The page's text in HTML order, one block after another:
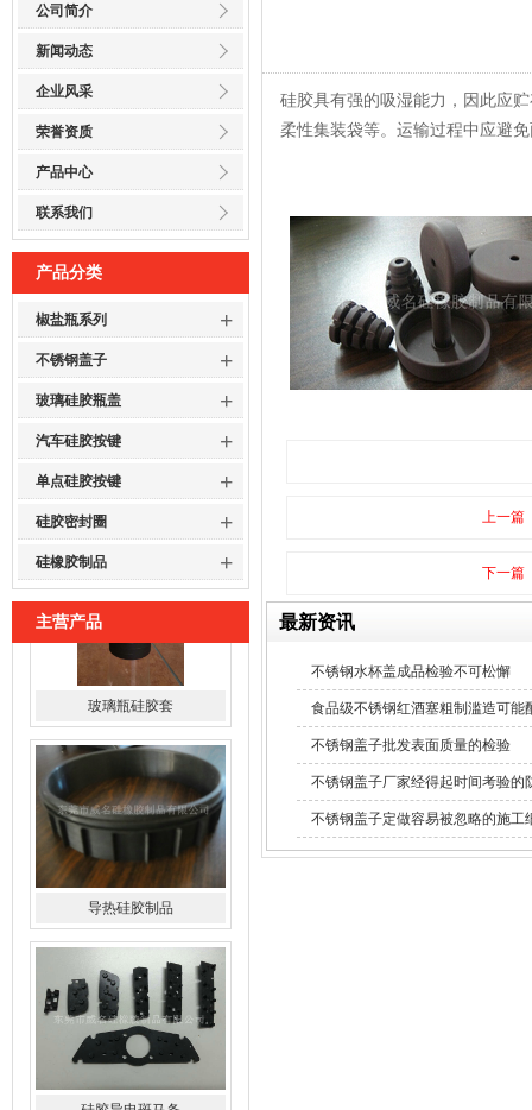
公司简介
新闻动态
企业风采
荣誉资质
产品中心
联系我们
产品分类
椒盐瓶系列 +
不锈钢盖子 +
玻璃硅胶瓶盖 +
汽车硅胶按键 +
单点硅胶按键 +
硅胶密封圈 +
硅橡胶制品 +
主营产品
导热硅胶制品
硅胶导电斑马条
硅胶具有强的吸湿能力，因此应
柔性集装袋等。运输过程中应避
上一篇
下一篇
最新资讯
不锈钢水杯盖成品检验不可松懈
食品级不锈钢红酒塞粗制滥造可能
不锈钢盖子批发表面质量的检验
不锈钢盖子厂家经得起时间考验的
不锈钢盖子定做容易被忽略的施工